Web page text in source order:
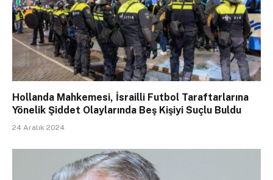
Hollanda Mahkemesi, İsrailli Futbol Taraftarlarına
Yönelik Şiddet Olaylarında Beş Kişiyi Suçlu Buldu
24 Aralık 2024